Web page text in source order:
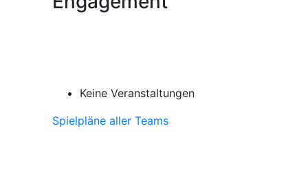
Keine Veranstaltungen
Spielpläne aller Teams